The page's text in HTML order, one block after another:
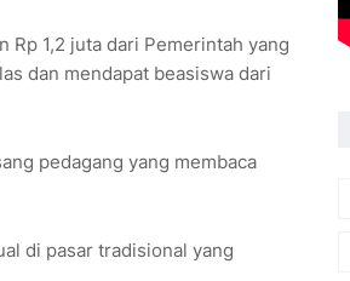
1,2 juta dari Pemerintah yang
dan mendapat beasiswa dari
pedagang yang membaca
di pasar tradisional yang